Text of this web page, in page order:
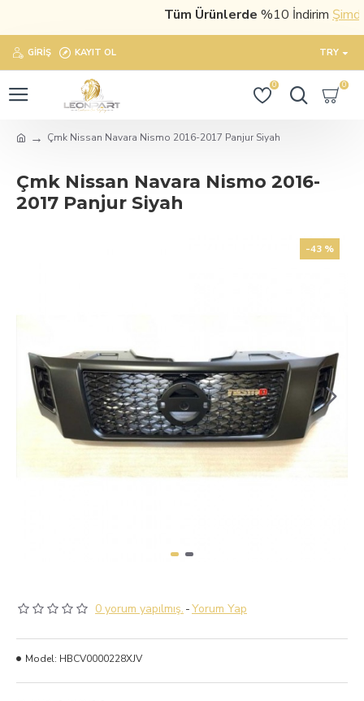
Tüm Ürünlerde%10 İndirimŞimdi
GIRIŞ KAYIT OL TRY
0 0
Çmk Nissan Navara Nismo 2016-2017 Panjur Siyah
Çmk Nissan Navara Nismo 2016-
2017 Panjur Siyah
-43 %
0 yorum yapılmış. -Yorum Yap
Model: HBCV0000228XJV